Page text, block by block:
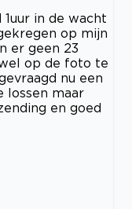
in de wacht
op mijn
er geen 23
op de foto te
nu een
maar
en goed